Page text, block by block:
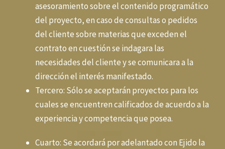
asesoramiento sobre el contenido programático
del proyecto, en caso de consultas o pedidos
del cliente sobre materias que exceden el
contrato en cuestión se indagara las
necesidades del cliente y se comunicara a la
dirección el interés manifestado.
Tercero: Sólo se aceptarán proyectos para los
cuales se encuentren calificados de acuerdo a la
experiencia y competencia que posea.
Cuarto: Se acordará por adelantado con Ejido la